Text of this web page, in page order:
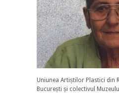
Uniunea Artiștilor Plastici din
București și colectivul